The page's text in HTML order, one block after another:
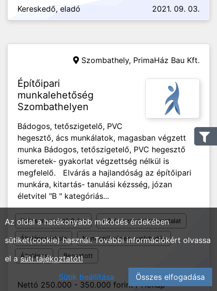
Kereskedő, eladó 2021. 09. 03.
Szombathely, PrimaHáz Bau Kft.
Építőipari
munkalehetőség
Szombathelyen
Bádogos, tetőszigetelő, PVC
hegesztő, ács munkálatok, magasban végzett
munka Bádogos, tetőszigetelő, PVC hegesztő
ismeretek- gyakorlat végzettség nélkül is
megfelelő. Elvárás a hajlandóság az építőipari
munkára, kitartás- tanulási kézsség, józan
életvitel "B " kategóriás...
Teljes munkaidő 8 óra 1-2 év szakmai tapasztalat
Általános iskola Nem szükséges nyelvtudás
Általános Beosztott
Nettó 250.000 - 350.000 forint / Hónap
Az oldal a hatékonyabb működés érdekében
sütiket(cookie) használ. További információkért olvassa
el a süti tájékoztatót!
Sütik beállítása
Összes elfogadása